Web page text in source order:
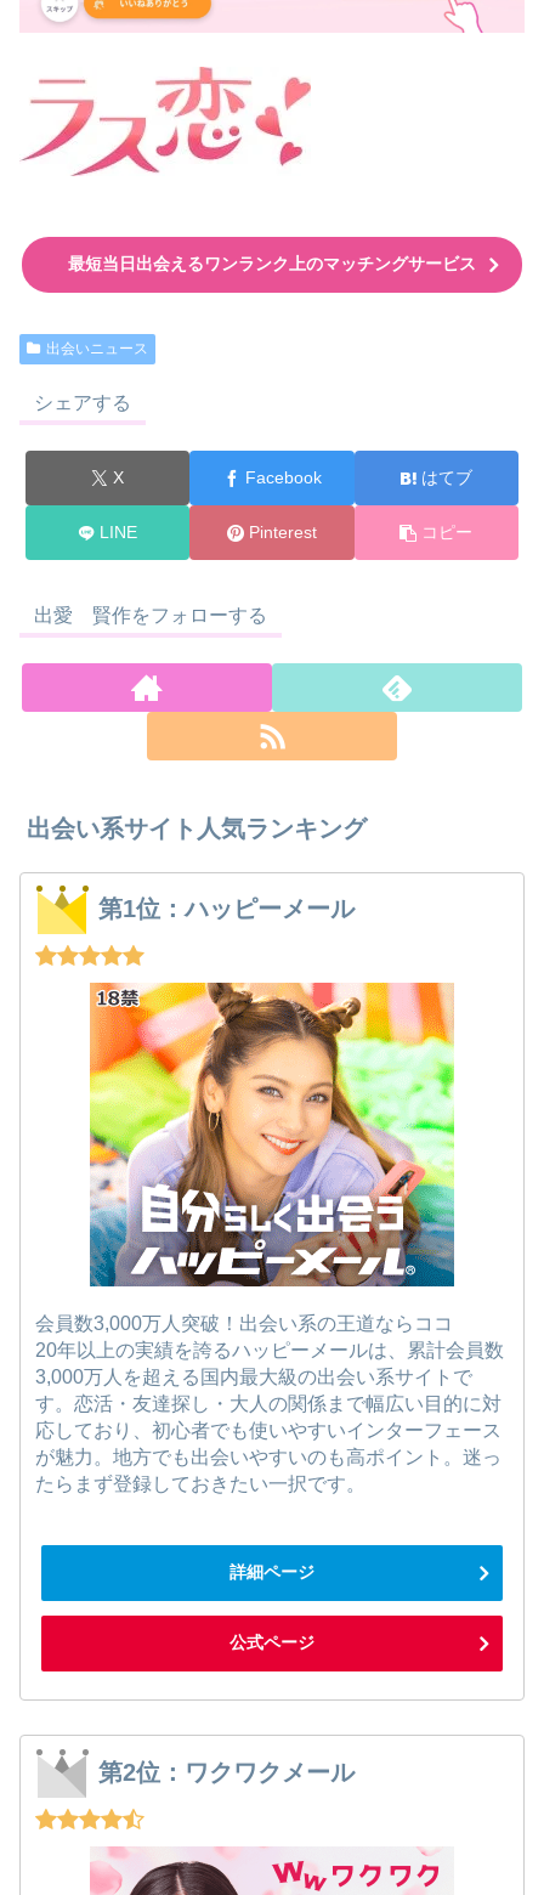
最短当日出会えるワンランク上のマッチングサービス
出会いニュース
シェアする
X Facebook はてブ
LINE Pinterest コピー
出愛 賢作をフォローする
出会い系サイト人気ランキング
第1位：ハッピーメール
会員数3,000万人突破！出会い系の王道ならココ
20年以上の実績を誇るハッピーメールは、累計会員数
3,000万人を超える国内最大級の出会い系サイトで
す。恋活・友達探し・大人の関係まで幅広い目的に対
応しており、初心者でも使いやすいインターフェース
が魅力。地方でも出会いやすいのも高ポイント。迷っ
たらまず登録しておきたい一択です。
詳細ページ
公式ページ
第2位：ワクワクメール